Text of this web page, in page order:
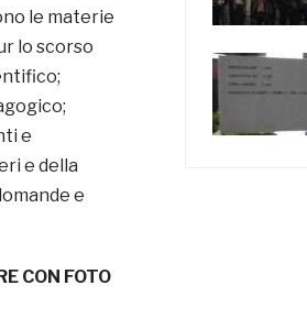
le materie
lo scorso
e
e della
e
CON FOTO